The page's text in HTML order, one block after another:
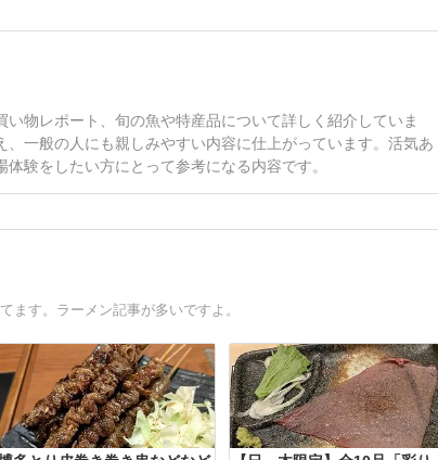
物レポート、旬の魚や特産品について詳しく紹介していま
一般の人にも親しみやすい内容に仕上がっています。活気あ
験をしたい方にとって参考になる内容です。
す。ラーメン記事が多いですよ。